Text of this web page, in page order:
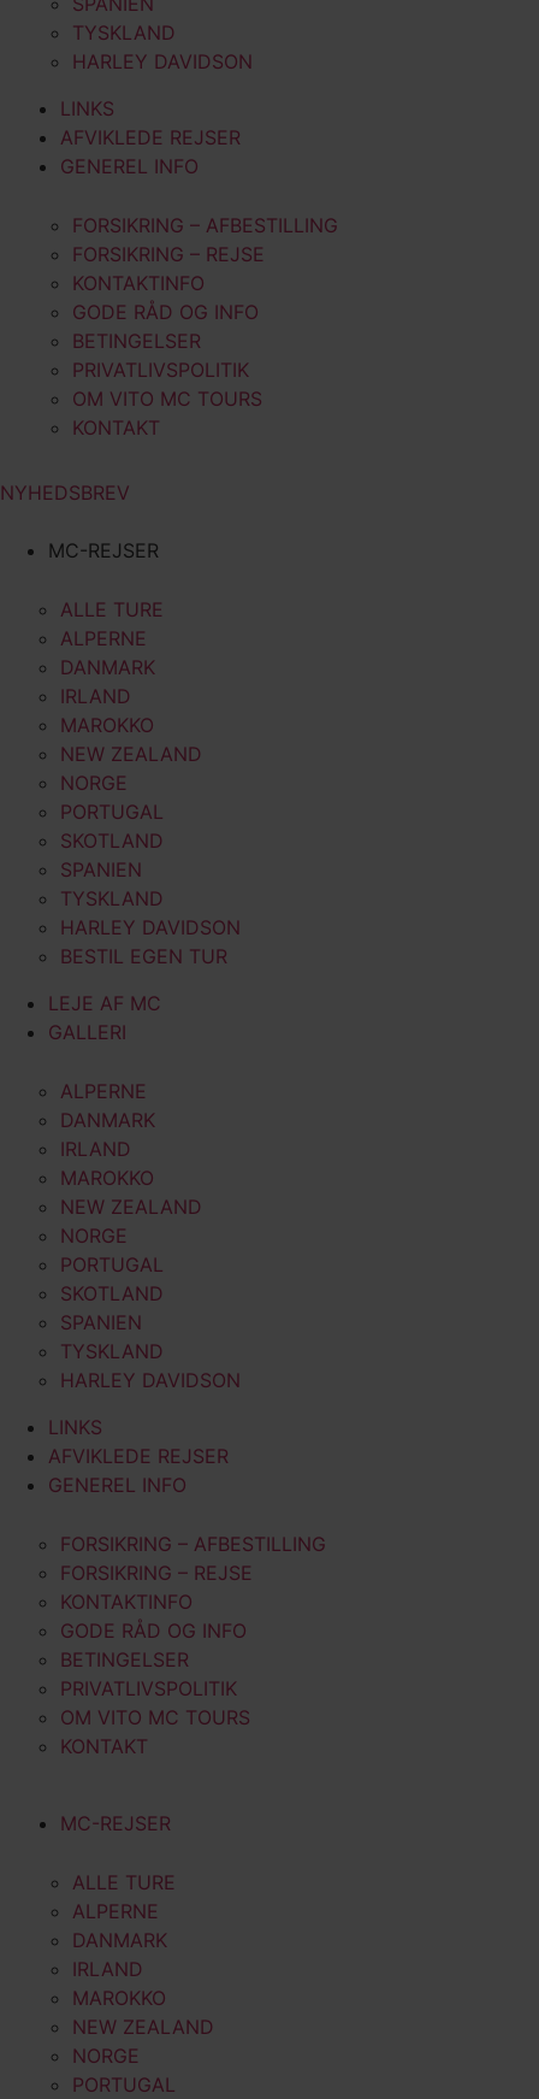
TYSKLAND
HARLEY DAVIDSON
LINKS
AFVIKLEDE REJSER
GENEREL INFO
FORSIKRING – AFBESTILLING
FORSIKRING – REJSE
KONTAKTINFO
GODE RÅD OG INFO
BETINGELSER
PRIVATLIVSPOLITIK
OM VITO MC TOURS
KONTAKT
NYHEDSBREV
MC-REJSER
ALLE TURE
ALPERNE
DANMARK
IRLAND
MAROKKO
NEW ZEALAND
NORGE
PORTUGAL
SKOTLAND
SPANIEN
TYSKLAND
HARLEY DAVIDSON
BESTIL EGEN TUR
LEJE AF MC
GALLERI
ALPERNE
DANMARK
IRLAND
MAROKKO
NEW ZEALAND
NORGE
PORTUGAL
SKOTLAND
SPANIEN
TYSKLAND
HARLEY DAVIDSON
LINKS
AFVIKLEDE REJSER
GENEREL INFO
FORSIKRING – AFBESTILLING
FORSIKRING – REJSE
KONTAKTINFO
GODE RÅD OG INFO
BETINGELSER
PRIVATLIVSPOLITIK
OM VITO MC TOURS
KONTAKT
MC-REJSER
ALLE TURE
ALPERNE
DANMARK
IRLAND
MAROKKO
NEW ZEALAND
NORGE
PORTUGAL